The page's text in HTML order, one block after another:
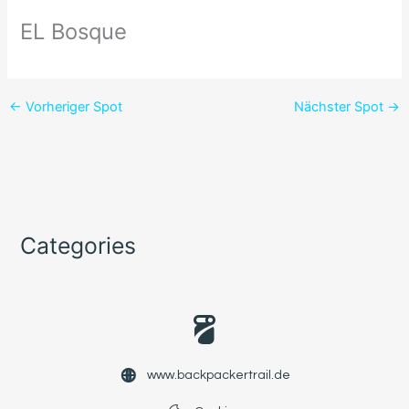
EL Bosque
← Vorheriger Spot Nächster Spot →
Categories
www.backpackertrail.de